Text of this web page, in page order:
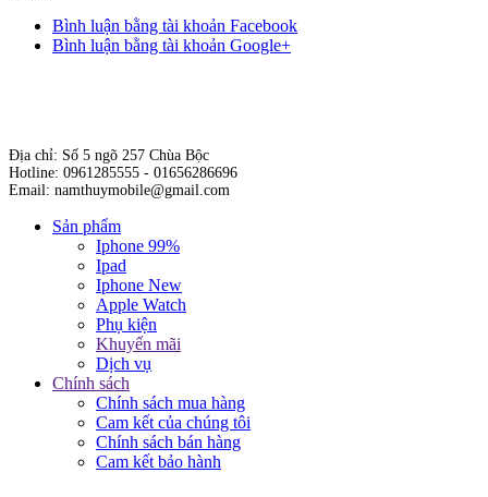
Bình luận bằng tài khoản Facebook
Bình luận bằng tài khoản Google+
Địa chỉ: Số 5 ngõ 257 Chùa Bộc
Hotline: 0961285555 - 01656286696
Email: namthuymobile@gmail.com
Sản phẩm
Iphone 99%
Ipad
Iphone New
Apple Watch
Phụ kiện
Khuyến mãi
Dịch vụ
Chính sách
Chính sách mua hàng
Cam kết của chúng tôi
Chính sách bán hàng
Cam kết bảo hành